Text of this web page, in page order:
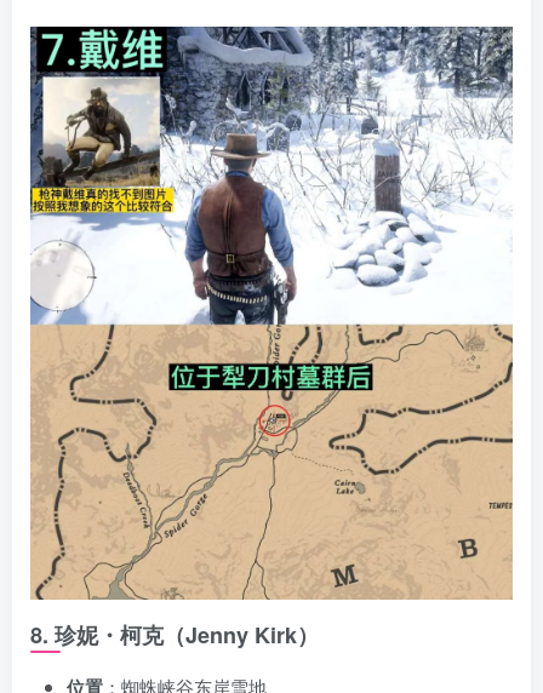
8. 珍妮・柯克（Jenny Kirk）
位置 ：蜘蛛峡谷东岸雪地